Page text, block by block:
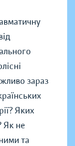
зараз
Яких
Як не
та